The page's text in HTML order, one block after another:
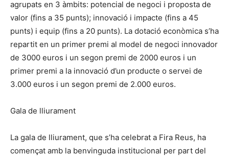
agrupats en 3 àmbits: potencial de negoci i proposta de
valor (fins a 35 punts); innovació i impacte (fins a 45
punts) i equip (fins a 20 punts). La dotació econòmica s’ha
repartit en un primer premi al model de negoci innovador
de 3000 euros i un segon premi de 2000 euros i un
primer premi a la innovació d’un producte o servei de
3.000 euros i un segon premi de 2.000 euros.
Gala de lliurament
La gala de lliurament, que s’ha celebrat a Fira Reus, ha
començat amb la benvinguda institucional per part del